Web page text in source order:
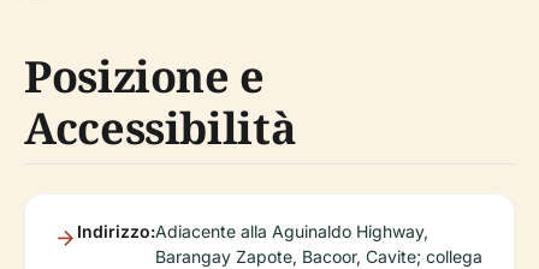
Posizione e
Accessibilità
Indirizzo:Adiacente alla Aguinaldo Highway,
Barangay Zapote, Bacoor, Cavite; collega